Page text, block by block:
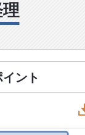
ント